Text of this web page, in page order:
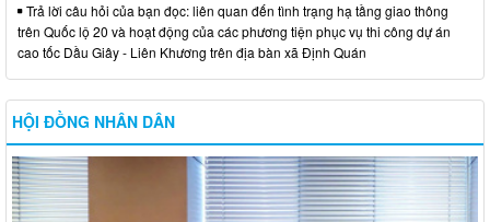
Trả lời câu hỏi của bạn đọc: liên quan đến tình trạng hạ tầng giao thông
trên Quốc lộ 20 và hoạt động của các phương tiện phục vụ thi công dự án
cao tốc Dầu Giây - Liên Khương trên địa bàn xã Định Quán
HỘI ĐỒNG NHÂN DÂN